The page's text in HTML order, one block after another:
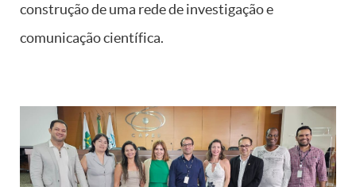
construção de uma rede de investigação e
comunicação científica.